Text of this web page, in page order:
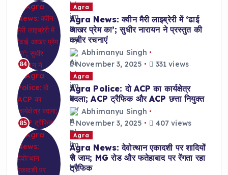
84
Agra
Agra News: क्वीन मैरी लाइब्रेरी में ‘ढाई
आखर प्रेम का’; सुधीर नारायन ने प्रस्तुत की
कबीर रचनाएं
Abhimanyu Singh
November 3, 2025
331 views
85
Agra
Agra Police: दो ACP का कार्यक्षेत्र
बदला; ACP ट्रैफिक और ACP छत्ता नियुक्त
Abhimanyu Singh
November 3, 2025
407 views
Agra
Agra News: देवोत्थान एकादशी पर शादियों
से जाम; MG रोड और फतेहाबाद पर रेंगता रहा
ट्रैफिक